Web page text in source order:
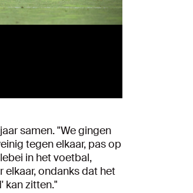
samen. "We gingen
tegen elkaar, pas op
in het voetbal,
elkaar, ondanks dat het
kan zitten."